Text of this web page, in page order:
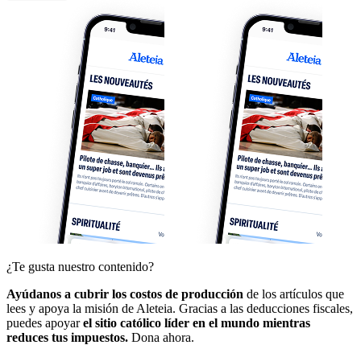
¿Te gusta nuestro contenido?
Ayúdanos a cubrir los costos de producción de los artículos que
lees y apoya la misión de Aleteia. Gracias a las deducciones fiscales,
puedes apoyarel sitio católico líder en el mundo mientras
reduces tus impuestos. Dona ahora.